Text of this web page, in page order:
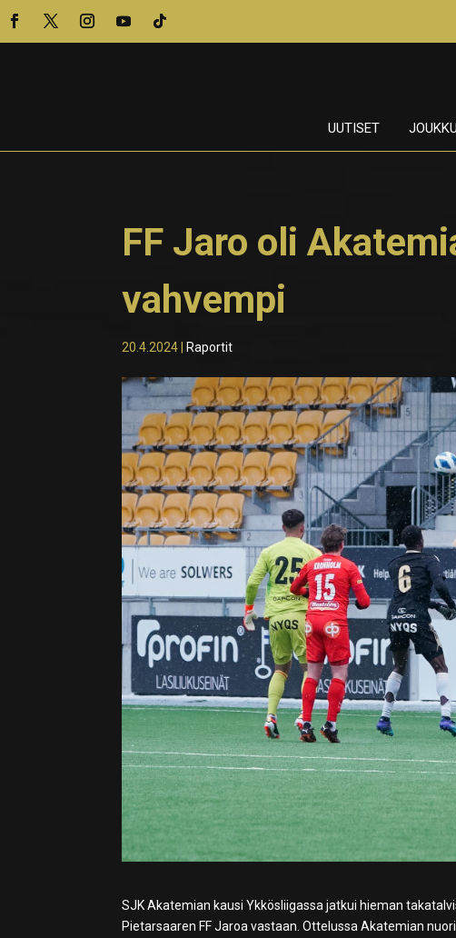
UUTISET
FF Jaro oli
vahvempi
20.4.2024 Raportit
SJK Akatemian kausi Ykkösliigassa jatkui hieman
Pietarsaaren FF Jaroa vastaan. Ottelussa Akatemian